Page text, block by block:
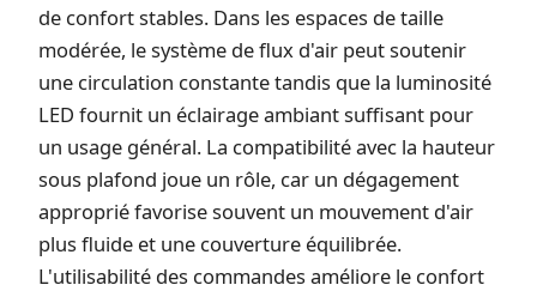
de confort stables. Dans les espaces de taille
modérée, le système de flux d'air peut soutenir
une circulation constante tandis que la luminosité
LED fournit un éclairage ambiant suffisant pour
un usage général. La compatibilité avec la hauteur
sous plafond joue un rôle, car un dégagement
approprié favorise souvent un mouvement d'air
plus fluide et une couverture équilibrée.
L'utilisabilité des commandes améliore le confort